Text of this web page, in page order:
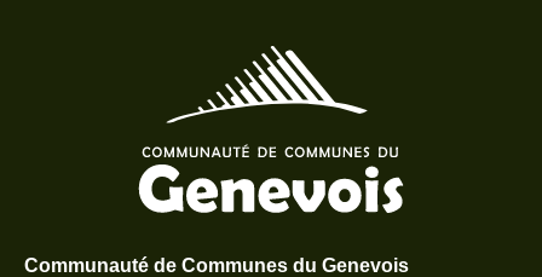
Communauté de Communes du Genevois